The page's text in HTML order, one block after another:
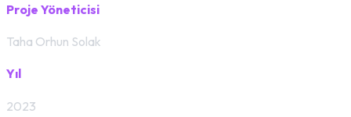
Proje Yöneticisi
Taha Orhun Solak
Yıl
2023